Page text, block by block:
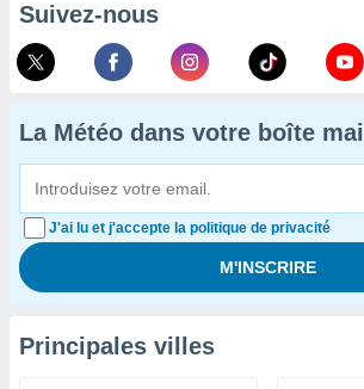
Suivez-nous
La Météo dans votre boîte mail
J'ai lu et j'accepte la politique de privacité
Principales villes